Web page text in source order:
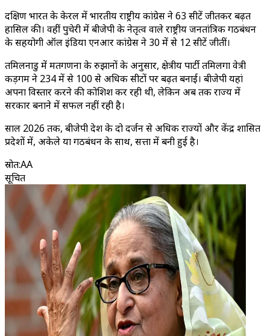
दक्षिण भारत के केरल में भारतीय राष्ट्रीय कांग्रेस ने 63 सीटें जीतकर बढ़त
हासिल की। वहीं पुदुचेरी में बीजेपी के नेतृत्व वाले राष्ट्रीय जनतांत्रिक गठबंधन
के सहयोगी ऑल इंडिया एनआर कांग्रेस ने 30 में से 12 सीटें जीतीं।
तमिलनाडु में मतगणना के रुझानों के अनुसार, क्षेत्रीय पार्टी तमिलगा वेत्री
कड़गम ने 234 में से 100 से अधिक सीटों पर बढ़त बनाई। बीजेपी यहां
अपना विस्तार करने की कोशिश कर रही थी, लेकिन अब तक राज्य में
सरकार बनाने में सफल नहीं रही है।
साल 2026 तक, बीजेपी देश के दो दर्जन से अधिक राज्यों और केंद्र शासित
प्रदेशों में, अकेले या गठबंधन के साथ, सत्ता में बनी हुई है।
स्रोत:AA
सूचित